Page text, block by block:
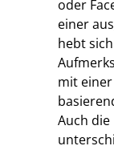
oder
einer
hebt
mit
Auch